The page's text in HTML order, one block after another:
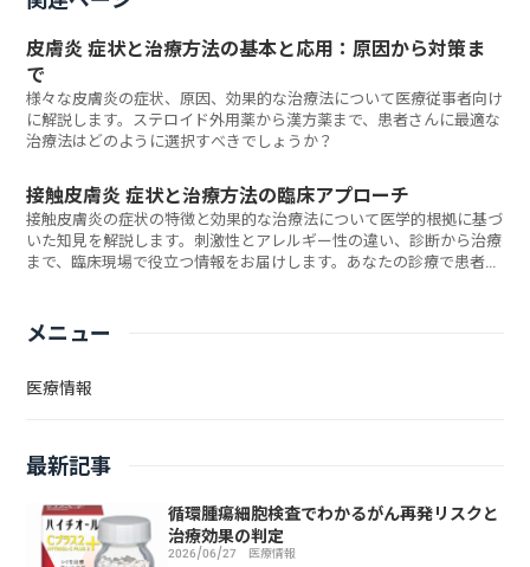
皮膚炎 症状と治療方法の基本と応用：原因から対策ま
で
様々な皮膚炎の症状、原因、効果的な治療法について医療従事者向け
に解説します。ステロイド外用薬から漢方薬まで、患者さんに最適な
治療法はどのように選択すべきでしょうか？
接触皮膚炎 症状と治療方法の臨床アプローチ
接触皮膚炎の症状の特徴と効果的な治療法について医学的根拠に基づ
いた知見を解説します。刺激性とアレルギー性の違い、診断から治療
まで、臨床現場で役立つ情報をお届けします。あなたの診療で患者さ
メニュー
医療情報
最新記事
循環腫瘍細胞検査でわかるがん再発リスクと
治療効果の判定
2026/06/27 医療情報